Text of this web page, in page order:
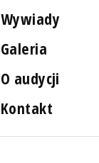
Wywiady
Galeria
O audycji
Kontakt